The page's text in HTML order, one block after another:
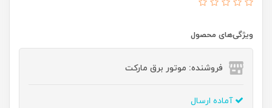
ویژگی‌های محصول
فروشنده: موتور برق مارکت
آماده ارسال